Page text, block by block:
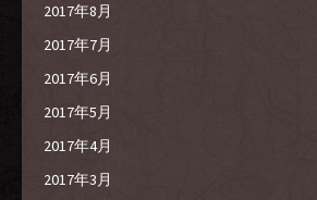
2017年8月
2017年7月
2017年6月
2017年5月
2017年4月
2017年3月